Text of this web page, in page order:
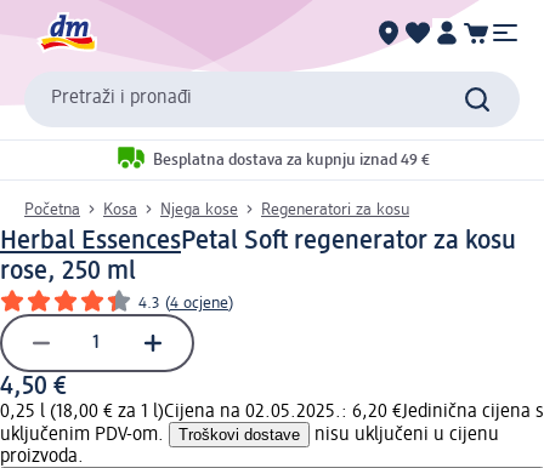
Pretraži i pronađi
Besplatna dostava za kupnju iznad 49 €
Početna Kosa Njega kose Regeneratori za kosu
Herbal EssencesPetal Soft regenerator za kosu
rose, 250 ml
4.3 (4 ocjene)
4,50 €
0,25 l (18,00 € za 1 l)Cijena na 02.05.2025.: 6,20 €Jedinična cijena s
uključenim PDV-om.
Troškovi dostave
nisu uključeni u cijenu
proizvoda.